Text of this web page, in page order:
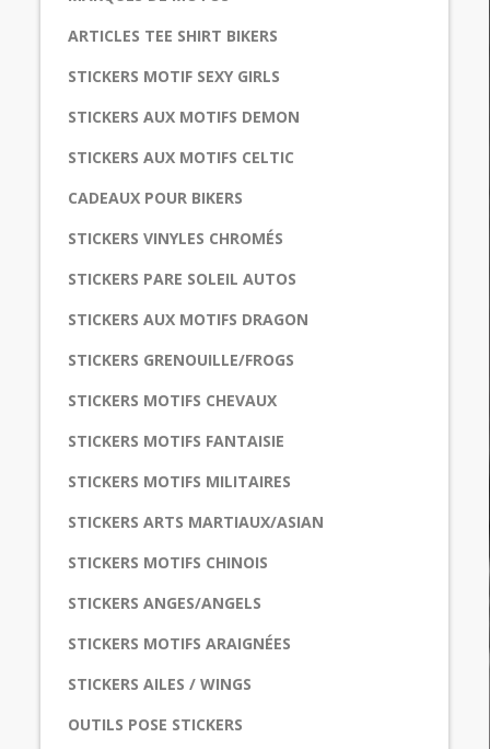
ARTICLES TEE SHIRT BIKERS
STICKERS MOTIF SEXY GIRLS
STICKERS AUX MOTIFS DEMON
STICKERS AUX MOTIFS CELTIC
CADEAUX POUR BIKERS
STICKERS VINYLES CHROMÉS
STICKERS PARE SOLEIL AUTOS
STICKERS AUX MOTIFS DRAGON
STICKERS GRENOUILLE/FROGS
STICKERS MOTIFS CHEVAUX
STICKERS MOTIFS FANTAISIE
STICKERS MOTIFS MILITAIRES
STICKERS ARTS MARTIAUX/ASIAN
STICKERS MOTIFS CHINOIS
STICKERS ANGES/ANGELS
STICKERS MOTIFS ARAIGNÉES
STICKERS AILES / WINGS
OUTILS POSE STICKERS